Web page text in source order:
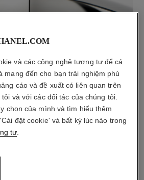
và các công nghệ tương tự để cá
mang đến cho bạn trải nghiệm phù
cáo và đề xuất có liên quan trên
và với các đối tác của chúng tôi.
chọn của mình và tìm hiểu thêm
đặt cookie' và bất kỳ lúc nào trong
tư